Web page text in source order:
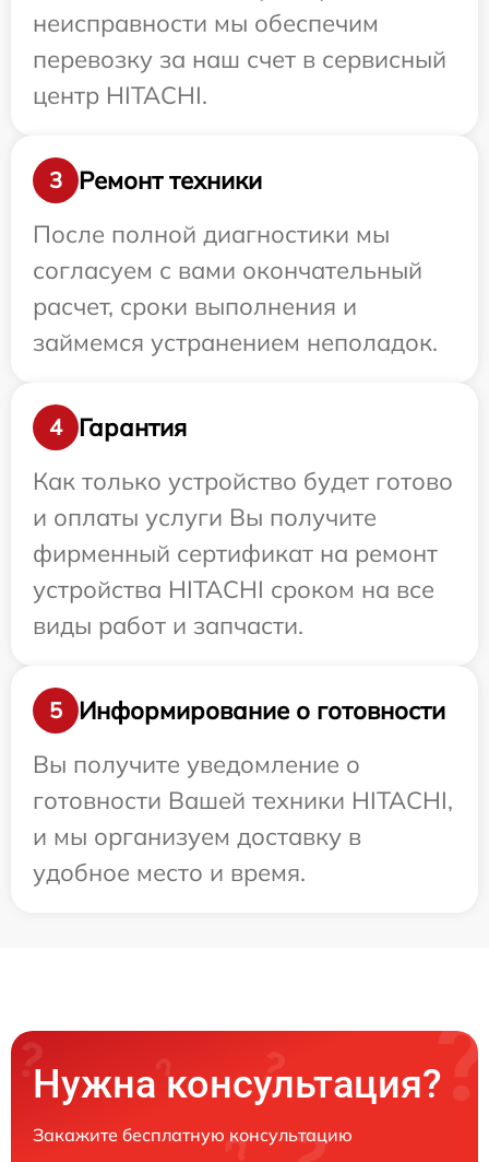
неисправности мы обеспечим
перевозку за наш счет в сервисный
центр HITACHI.
3
Ремонт техники
После полной диагностики мы
согласуем с вами окончательный
расчет, сроки выполнения и
займемся устранением неполадок.
4
Гарантия
Как только устройство будет готово
и оплаты услуги Вы получите
фирменный сертификат на ремонт
устройства HITACHI сроком на все
виды работ и запчасти.
5
Информирование о готовности
Вы получите уведомление о
готовности Вашей техники HITACHI,
и мы организуем доставку в
удобное место и время.
Нужна консультация?
Закажите бесплатную консультацию